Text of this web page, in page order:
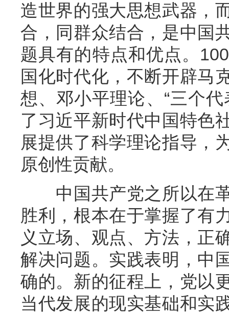
造世界的强大思想武器，
合，同群众结合，是中国
题具有的特点和优点。
国化时代化，不断开辟马
想、邓小平理论、“三个
了习近平新时代中国特色
展提供了科学理论指导，
原创性贡献。
中国共产党之所以在革
胜利，根本在于掌握了有
义立场、观点、方法，正
解决问题。实践表明，中
确的。新的征程上，党以
当代发展的现实基础和实